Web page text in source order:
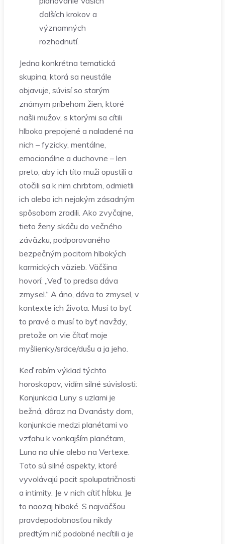
ďalších krokov a
významných
rozhodnutí.
Jedna konkrétna tematická
skupina, ktorá sa neustále
objavuje, súvisí so starým
známym príbehom žien, ktoré
našli mužov, s ktorými sa cítili
hlboko prepojené a naladené na
nich – fyzicky, mentálne,
emocionálne a duchovne – len
preto, aby ich títo muži opustili a
otočili sa k nim chrbtom, odmietli
ich alebo ich nejakým zásadným
spôsobom zradili. Ako zvyčajne,
tieto ženy skáču do večného
záväzku, podporovaného
bezpečným pocitom hlbokých
karmických väzieb. Väčšina
hovorí: „Veď to predsa dáva
zmysel.“ A áno, dáva to zmysel, v
kontexte ich života. Musí to byť
to pravé a musí to byť navždy,
pretože on vie čítať moje
myšlienky/srdce/dušu a ja jeho.
Keď robím výklad týchto
horoskopov, vidím silné súvislosti:
Konjunkcia Luny s uzlami je
bežná, dôraz na Dvanásty dom,
konjunkcie medzi planétami vo
vzťahu k vonkajším planétam,
Luna na uhle alebo na Vertexe.
Toto sú silné aspekty, ktoré
vyvolávajú pocit spolupatričnosti
a intimity. Je v nich cítiť hĺbku. Je
to naozaj hlboké. S najväčšou
pravdepodobnosťou nikdy
predtým nič podobné necítili a je